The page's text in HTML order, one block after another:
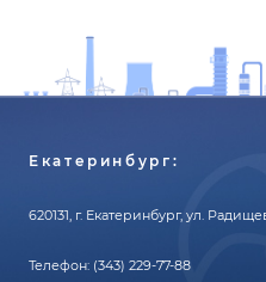
Екатеринбург:
620131, г. Екатеринбург, ул.
Телефон: (343) 229-77-88